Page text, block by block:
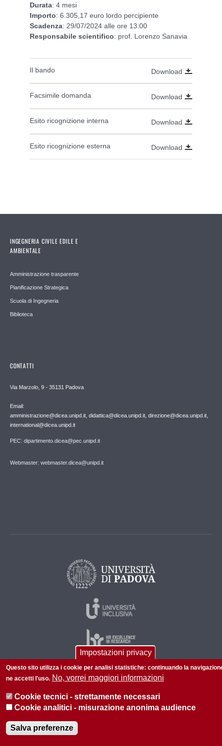
Durata: 4 mesi
Importo: 6.305,17 euro lordo percipiente
Scadenza: 29/07/2024 alle ore 13:00
Responsabile scientifico: prof. Lorenzo Sanavia
Il bando Download
Facsimile domanda Download
Esito ricognizione interna Download
Esito ricognizione esterna Download
INGEGNERIA CIVILE EDILE E
AMBIENTALE
Amministrazione trasparente
Pianificazione Strategica
Scuola di Ingegneria
Biblioteca
CONTATTI
Via Marzolo, 9 - 35131 Padova
Email:
amministrazione@dicea.unipd.it, didattica@dicea.unipd.it, direzione@dicea.unipd.it,
international@dicea.unipd.it
PEC: dipartimento.dicea@pec.unipd.it
Webmaster: webmaster.dicea@unipd.it
© 2026 Università di Padova - Tutti i diritti riservati
P.I. 00742430283 C.F. 80006480281
Informazioni su questo sito Privacy policy
Impostazioni privacy
Questo sito utilizza i cookie per analisi statistiche: continuando la
ne accetti l'uso. No, vorrei maggiori informazioni
Cookie tecnici - strettamente necessari
Cookie analitici - misurazione anonima audience
Salva preferenze